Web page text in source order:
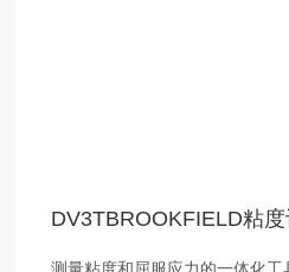
DV3TBROOKFIELD粘